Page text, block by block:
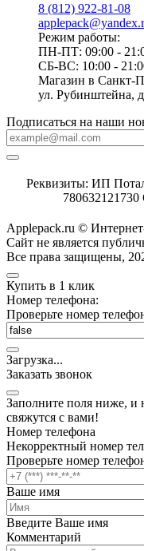
8 (812) 922-81-08
Режим работы:
ПН-ПТ: 09:00 -
СБ-ВС: 10:00 -
Магазин в Санкт-
ул. Рубинштейна,
Подписаться на наши
Реквизиты: ИП
Applepack.ru ©
Cайт не является
Все права защищены,
Купить в 1 клик
Номер телефона:
Проверьте номер
Загрузка...
Заказать звонок
Заполните поля ниже,
свяжутся с вами!
Номер телефона
Некорректный номер
Проверьте номер
Ваше имя
Введите Ваше имя
Комментарий